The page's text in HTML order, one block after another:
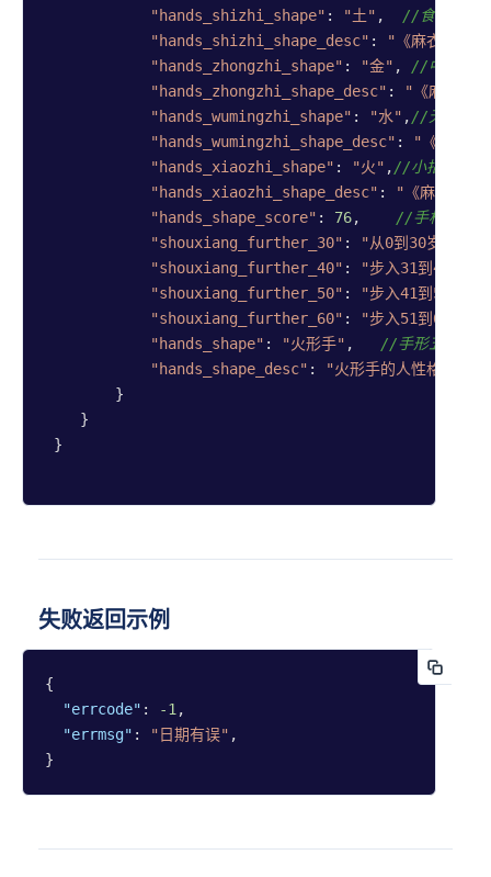
"hands_shizhi_shape" : "土" , //食指五行
"hands_shizhi_shape_desc" :
"《麻衣相术
"hands_zhongzhi_shape" : "金" , //中指五行
"hands_zhongzhi_shape_desc" :
"《麻衣相
"hands_wumingzhi_shape" : "水" ,//无名指五
"hands_wumingzhi_shape_desc" :
"《麻衣相
"hands_xiaozhi_shape" : "火" ,//小指五行属
"hands_xiaozhi_shape_desc" :
"《麻衣相术
"hands_shape_score" : 76, //手相打分
"shouxiang_further_30" :
"从0到30岁，你
"shouxiang_further_40" :
"步入31到40岁
"shouxiang_further_50" :
"步入41到50岁
"shouxiang_further_60" :
"步入51到60岁
"hands_shape" : "火形手" , //手形五行属性
"hands_shape_desc" :
"火形手的人性格充满
        }
    }
}
失败返回示例
{
"errcode" : -1 ,
"errmsg" : "日期有误" ,
}